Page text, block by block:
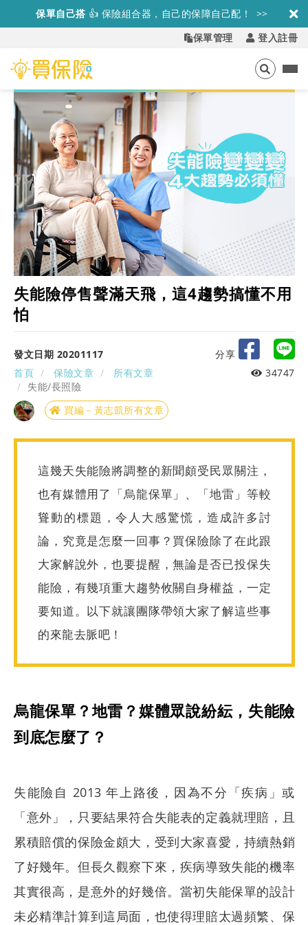
保單自己搭 👍 保險組合器，自己的保障自己配！ >>
保單管理
登入註冊
失能險停售聲滿天飛，這4趨勢搞懂不用
怕
發文日期 20201117
分享
首頁
保險文章
所有文章
失能/長照險
34747
買編－黃志凱所有文章
這幾天失能險將調整的新聞頗受民眾關注，
也有媒體用了「烏龍保單」、「地雷」等較
聳動的標題，令人大感驚慌，造成許多討
論，究竟是怎麼一回事？買保險除了在此跟
大家解說外，也要提醒，無論是否已投保失
能險，有幾項重大趨勢攸關自身權益，一定
要知道。以下就讓團隊帶領大家了解這些事
的來龍去脈吧！
烏龍保單？地雷？媒體眾說紛紜，失能險
到底怎麼了？
失能險自 2013 年上路後，因為不分「疾病」或
「意外」，只要結果符合失能表的定義就理賠，且
累積賠償的保險金頗大，受到大家喜愛，持續熱銷
了好幾年。但長久觀察下來，疾病導致失能的機率
其實很高，是意外的好幾倍。當初失能保單的設計
未必精準計算到這局面，也使得理賠太過頻繁、保